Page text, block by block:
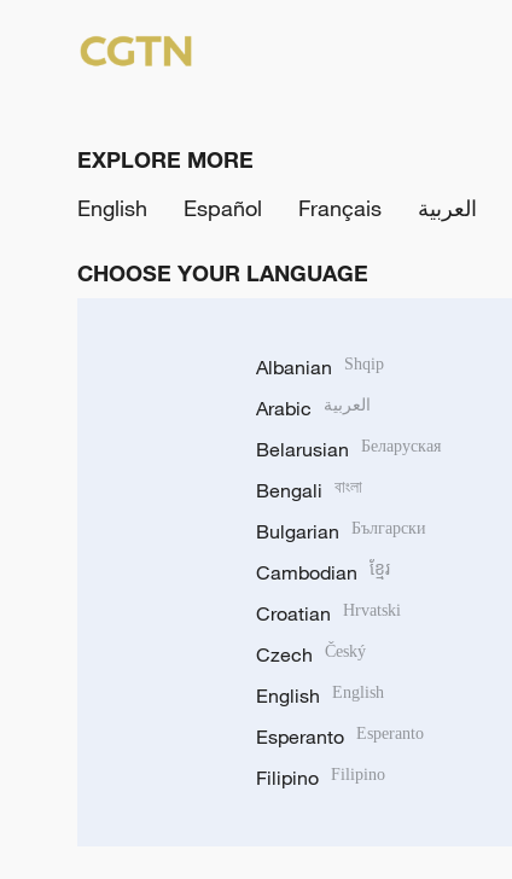
EXPLORE MORE
English
Español Français العربية
CHOOSE YOUR LANGUAGE
Albanian Shqip
Arabic العربية
Belarusian Беларуская
Bengali বাংলা
Bulgarian Български
Cambodian ខ្មែរ
Croatian Hrvatski
Czech Český
English English
Esperanto Esperanto
Filipino Filipino